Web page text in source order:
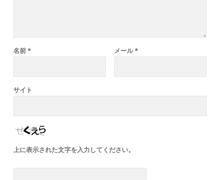
名前 * メール *
サイト
上に表示された文字を入力してください。